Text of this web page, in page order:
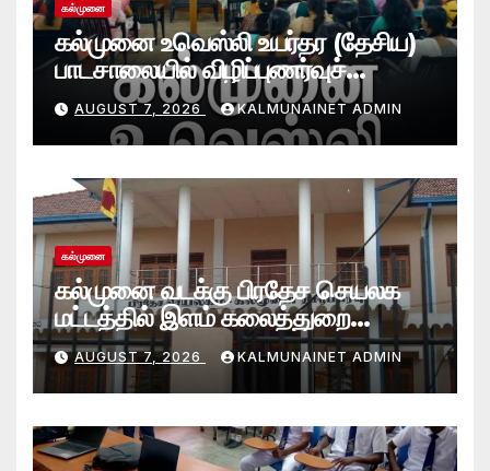
கல்முனை
கல்முனை உவெஸ்லி உயர்தர (தேசிய)
பாடசாலையில் விழிப்புணர்வுச்
செயலமர்வு
AUGUST 7, 2026 KALMUNAINET ADMIN
கல்முனை
கல்முனை வடக்கு பிரதேச செயலக
மட்டத்தில் இளம் கலைத்துறை
சாதனையாளர்களை உருவாக்கும்
தேசியஇளைஞர்விருது_விழா 2026
AUGUST 7, 2026 KALMUNAINET ADMIN